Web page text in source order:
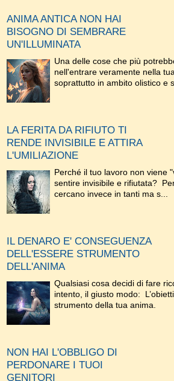
ANIMA ANTICA NON HAI
BISOGNO DI SEMBRARE
UN'ILLUMINATA
Una delle cose che più
nell'entrare veramente nella
soprattutto in ambito olistico e
LA FERITA DA RIFIUTO TI
RENDE INVISIBILE E ATTIRA
L'UMILIAZIONE
Perché il tuo lavoro non viene
sentire invisibile e rifiutata?
cercano invece in tanti ma s...
IL DENARO E' CONSEGUENZA
DELL'ESSERE STRUMENTO
DELL'ANIMA
Qualsiasi cosa decidi di fare
intento, il giusto modo:
strumento della tua anima.
NON HAI L'OBBLIGO DI
PERDONARE I TUOI
GENITORI